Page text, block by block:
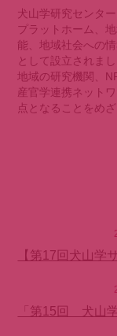
犬山学研究センタ
プラットホーム、
能、地域社会への
として設立されまし
地域の研究機関、
産官学連携ネット
点となることをめざ
【第17回犬山学
「第15回 犬山